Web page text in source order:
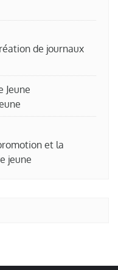
de journaux
Jeune
et la
jeune